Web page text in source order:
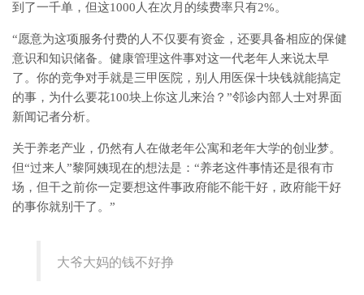
到了一千单，但这1000人在次月的续费率只有2%。
“愿意为这项服务付费的人不仅要有资金，还要具备相应的保健
意识和知识储备。健康管理这件事对这一代老年人来说太早
了。你的竞争对手就是三甲医院，别人用医保十块钱就能搞定
的事，为什么要花100块上你这儿来治？”邻诊内部人士对界面
新闻记者分析。
关于养老产业，仍然有人在做老年公寓和老年大学的创业梦。
但“过来人”黎阿姨现在的想法是：“养老这件事情还是很有市
场，但干之前你一定要想这件事政府能不能干好，政府能干好
的事你就别干了。”
大爷大妈的钱不好挣